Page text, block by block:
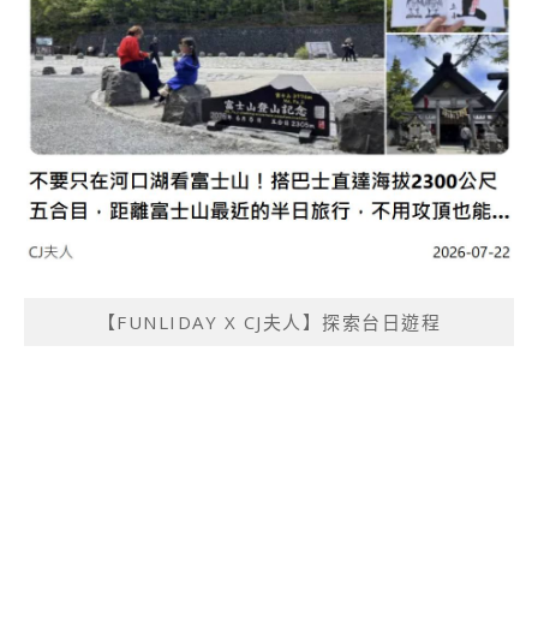
【FUNLIDAY X CJ夫人】探索台日遊程